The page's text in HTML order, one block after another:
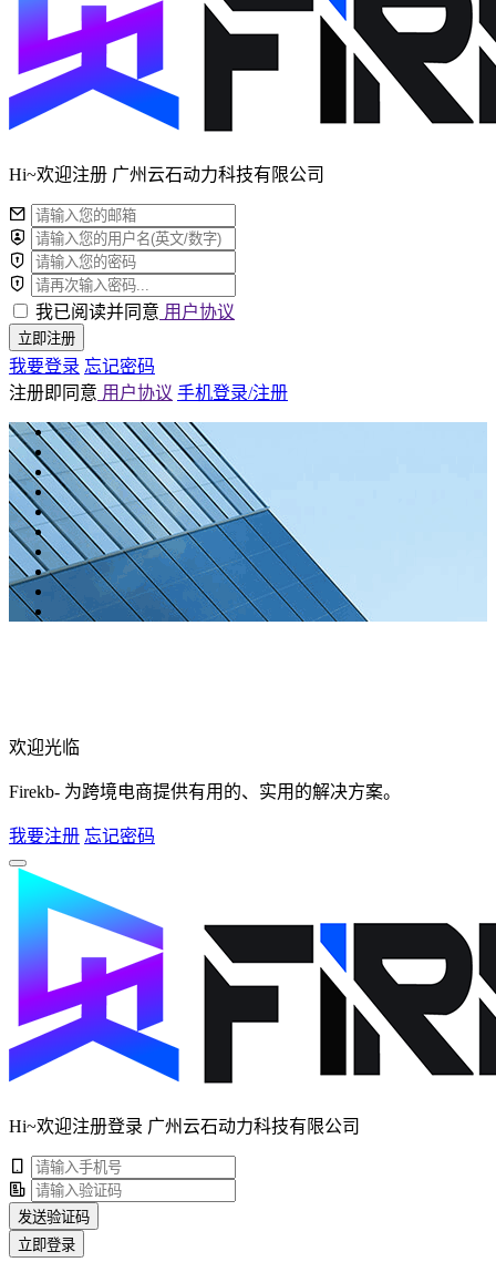
Hi~欢迎注册 广州云石动力科技有限公司
我已阅读并同意 用户协议
立即注册
我要登录 忘记密码
注册即同意 用户协议 手机登录/注册
欢迎光临
Firekb- 为跨境电商提供有用的、实用的解决方案。
我要注册 忘记密码
Hi~欢迎注册登录 广州云石动力科技有限公司
发送验证码
立即登录